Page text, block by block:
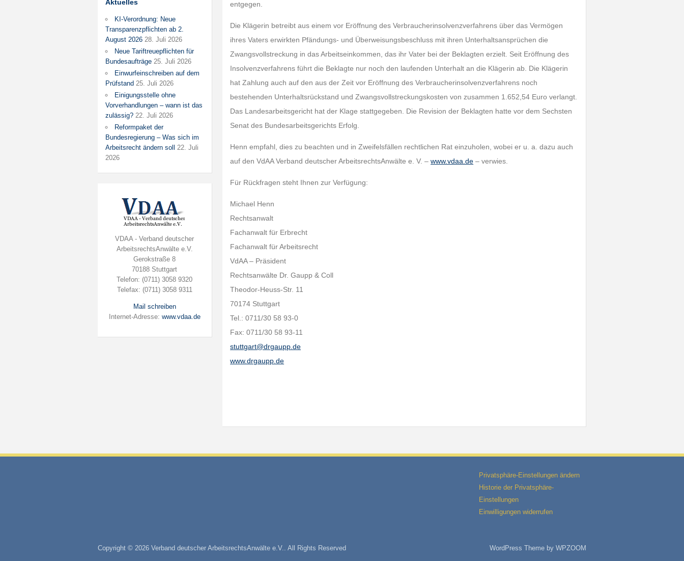
Aktuelles
KI-Verordnung: Neue
Transparenzpflichten ab 2.
August 2026 28. Juli 2026
Neue Tariftreuepflichten für
Bundesaufträge 25. Juli 2026
Einwurfeinschreiben auf dem
Prüfstand 25. Juli 2026
Einigungsstelle ohne
Vorverhandlungen – wann ist das
zulässig? 22. Juli 2026
Reformpaket der
Bundesregierung – Was sich im
Arbeitsrecht ändern soll
22. Juli
2026
VDAA - Verband deutscher
ArbeitsrechtsAnwälte e.V.
Gerokstraße 8
70188 Stuttgart
Telefon: (0711) 3058 9320
Telefax: (0711) 3058 9311
Mail schreiben
Internet-Adresse: www.vdaa.de
entgegen.
Die Klägerin betreibt aus einem vor Eröffnung des Verbraucherinsolvenzverfahrens über das Vermögen
ihres Vaters erwirkten Pfändungs- und Überweisungsbeschluss mit ihren Unterhaltsansprüchen die
Zwangsvollstreckung in das Arbeitseinkommen, das ihr Vater bei der Beklagten erzielt. Seit Eröffnung des
Insolvenzverfahrens führt die Beklagte nur noch den laufenden Unterhalt an die Klägerin ab. Die Klägerin
hat Zahlung auch auf den aus der Zeit vor Eröffnung des Verbraucherinsolvenzverfahrens noch
bestehenden Unterhaltsrückstand und Zwangsvollstreckungskosten von zusammen 1.652,54 Euro verlangt.
Das Landesarbeitsgericht hat der Klage stattgegeben. Die Revision der Beklagten hatte vor dem Sechsten
Senat des Bundesarbeitsgerichts Erfolg.
Henn empfahl, dies zu beachten und in Zweifelsfällen rechtlichen Rat einzuholen, wobei er u. a. dazu auch
auf den VdAA Verband deutscher ArbeitsrechtsAnwälte e. V. –www.vdaa.de – verwies.
Für Rückfragen steht Ihnen zur Verfügung:
Michael Henn
Rechtsanwalt
Fachanwalt für Erbrecht
Fachanwalt für Arbeitsrecht
VdAA – Präsident
Rechtsanwälte Dr. Gaupp & Coll
Theodor-Heuss-Str. 11
70174 Stuttgart
Tel.: 0711/30 58 93-0
Fax: 0711/30 58 93-11
stuttgart@drgaupp.de
www.drgaupp.de
Privatsphäre-Einstellungen ändern
Historie der Privatsphäre-
Einstellungen
Einwilligungen widerrufen
WordPress Theme by WPZOOM
Copyright © 2026 Verband deutscher ArbeitsrechtsAnwälte e.V.. All Rights Reserved